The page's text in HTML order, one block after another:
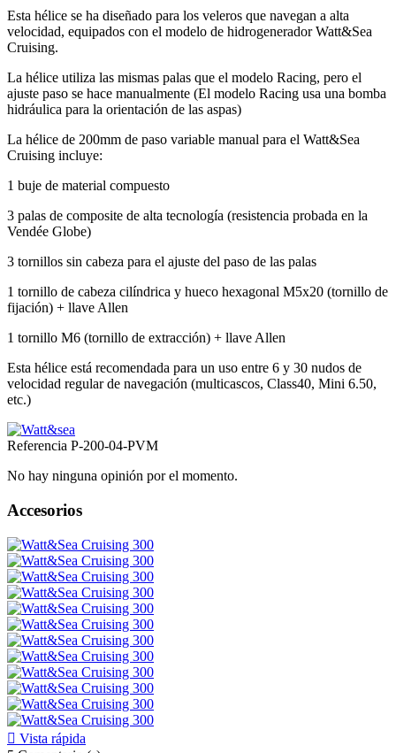
Esta hélice se ha diseñado para los veleros que navegan a alta
velocidad, equipados con el modelo de hidrogenerador Watt&Sea
Cruising.
La hélice utiliza las mismas palas que el modelo Racing, pero el
ajuste paso se hace manualmente (El modelo Racing usa una bomba
hidráulica para la orientación de las aspas)
La hélice de 200mm de paso variable manual para el Watt&Sea
Cruising incluye:
1 buje de material compuesto
3 palas de composite de alta tecnología (resistencia probada en la
Vendée Globe)
3 tornillos sin cabeza para el ajuste del paso de las palas
1 tornillo de cabeza cilíndrica y hueco hexagonal M5x20 (tornillo de
fijación) + llave Allen
1 tornillo M6 (tornillo de extracción) + llave Allen
Esta hélice está recomendada para un uso entre 6 y 30 nudos de
velocidad regular de navegación (multicascos, Class40, Mini 6.50,
etc.)
Referencia P-200-04-PVM
No hay ninguna opinión por el momento.
Accesorios
 Vista rápida